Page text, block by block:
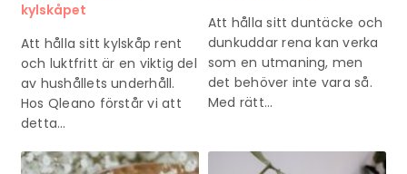
kylskåpet
Att hålla sitt kylskåp rent
och luktfritt är en viktig del
av hushållets underhåll.
Hos Qleano förstår vi att
detta…
Att hålla sitt duntäcke och
dunkuddar rena kan verka
som en utmaning, men
det behöver inte vara så.
Med rätt…